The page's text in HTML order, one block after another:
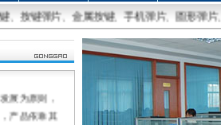
按键弹片、金属按键、手机弹片、圆形弹